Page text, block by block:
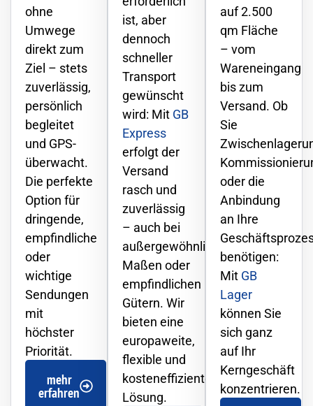
ohne
Umwege
direkt zum
Ziel – stets
zuverlässig,
persönlich
begleitet
und GPS-
überwacht.
Die perfekte
Option für
dringende,
empfindliche
oder
wichtige
Sendungen
mit
höchster
Priorität.
mehr
erfahren
ist, aber
dennoch
schneller
Transport
gewünscht
wird: Mit GB
Express
erfolgt der
Versand
rasch und
zuverlässig
– auch bei
außergewöhnlichen
Maßen oder
empfindlichen
Gütern. Wir
bieten eine
europaweite,
flexible und
kosteneffiziente
Lösung.
auf 2.500
qm Fläche
– vom
Wareneingang
bis zum
Versand. Ob
Sie
oder die
Anbindung
an Ihre
benötigen:
Mit GB
Lager
können Sie
sich ganz
auf Ihr
Kerngeschäft
konzentrieren.